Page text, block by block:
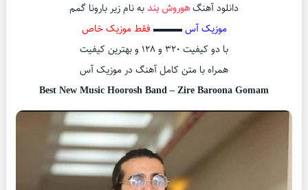
دانلود آهنگهوروش بندبه نام زیر بارونا گمم
موزیک آس▬▬▬ فقط موزیک خاص
با دو کیفیت ۳۲۰ و ۱۲۸ و بهترین کیفیت
همراه با متن کامل آهنگ در موزیک آس
Best New Music Hoorosh Band – Zire Baroona Gomam